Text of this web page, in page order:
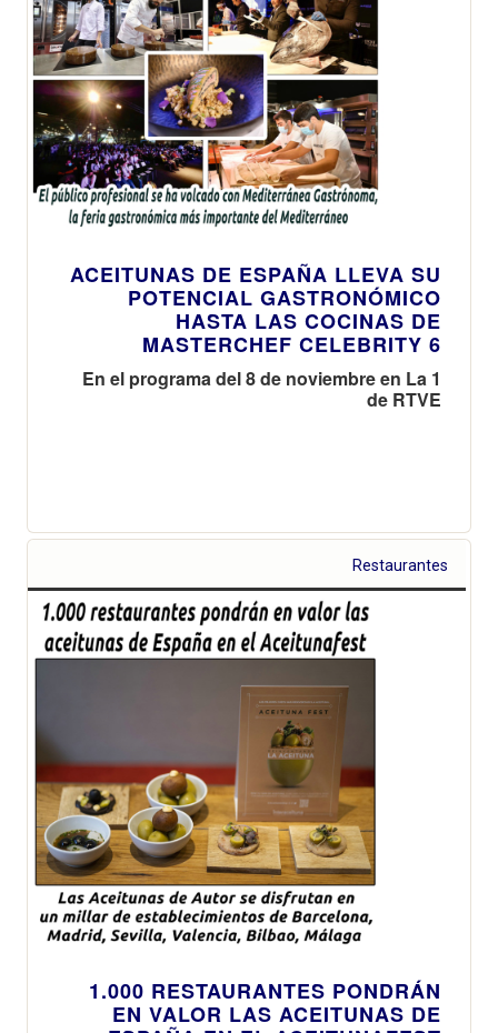
ACEITUNAS DE ESPAÑA LLEVA SU
POTENCIAL GASTRONÓMICO
HASTA LAS COCINAS DE
MASTERCHEF CELEBRITY 6
En el programa del 8 de noviembre en La 1
de RTVE
Restaurantes
1.000 RESTAURANTES PONDRÁN
EN VALOR LAS ACEITUNAS DE